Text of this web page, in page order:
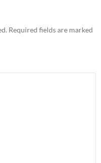
Required fields are marked